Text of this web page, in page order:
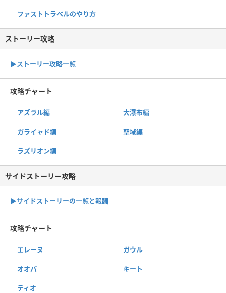
ファストトラベルのやり方
ストーリー攻略
▶︎ストーリー攻略一覧
攻略チャート
アズラル編 大瀑布編
ガライャド編 聖域編
ラズリオン編
サイドストーリー攻略
▶サイドストーリーの一覧と報酬
攻略チャート
エレーヌ ガウル
オオパ キート
ティオ